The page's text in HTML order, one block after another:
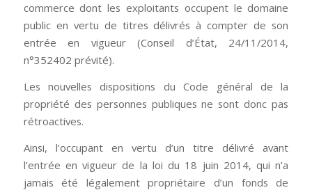
commerce dont les exploitants occupent le domaine
public en vertu de titres délivrés à compter de son
entrée en vigueur (Conseil d’État, 24/11/2014,
n°352402 prévité).
Les nouvelles dispositions du Code général de la
propriété des personnes publiques ne sont donc pas
rétroactives.
Ainsi, l’occupant en vertu d’un titre délivré avant
l’entrée en vigueur de la loi du 18 juin 2014, qui n’a
jamais été légalement propriétaire d’un fonds de